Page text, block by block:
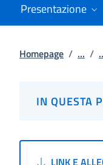
Presentazione
Homepage / ... /
IN QUESTA
LINK E